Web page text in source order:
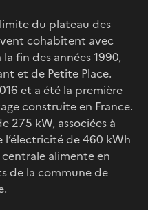
du plateau des
cohabitent avec
fin des années 1990,
et de Petite Place.
et a été la première
construite en France.
275 kW, associées à
de 460 kWh
alimente en
de la commune de